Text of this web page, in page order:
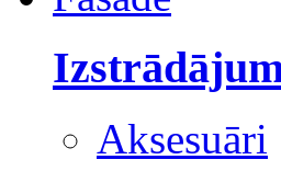
Aksesuāri